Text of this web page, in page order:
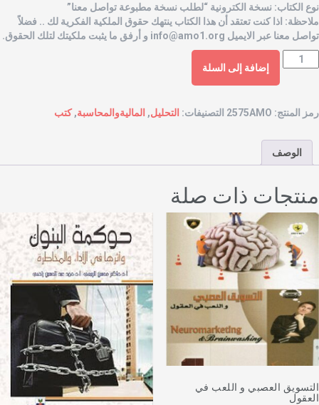
الكتاب: نسخة الكترونية “لطلب نسخة مطبوعة تواصل معنا”
اذا كنت تعتقد أن هذا الكتاب ينتهك حقوق الملكية الفكرية لك .. فضلاً
معنا عبر الايميل info@amo1.orgو أرفق ما يثبت ملكيتك لتلك الحقوق.
إضافة إلى السلة
المنتج: 2575AMO التصنيفات: التحليل, الماليةوالمحاسبة,كتب
الوصف
ذات صلة
العصبي و اللعب في